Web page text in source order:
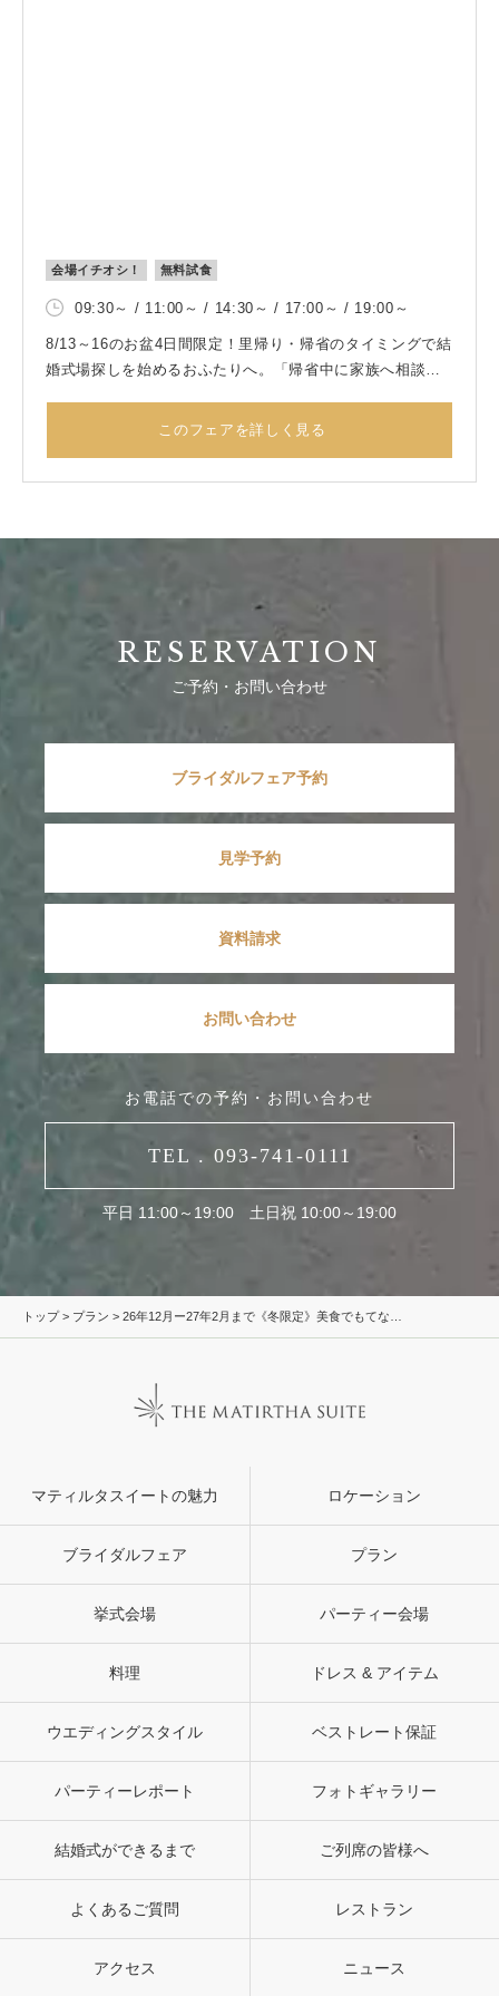
会場イチオシ！ 無料試食
09:30～ / 11:00～ / 14:30～ / 17:00～ / 19:00～
8/13～16のお盆4日間限定！里帰り・帰省のタイミングで結
婚式場探しを始めるおふたりへ。「帰省中に家族へ相談し
りを応援するBIGフェアを開催！
す。
お盆休みだからこそ、ふたりで、家族で、これからの結婚
式を考える特別な時間に。
遠方にお住まいの方も、地元婚をご検討の方も大歓迎！
4日間限定の特別フェアのため、ご予約はお早めに！
このフェアを詳しく見る
RESERVATION
ご予約・お問い合わせ
ブライダルフェア予約
見学予約
資料請求
お問い合わせ
お電話での予約・お問い合わせ
TEL . 093-741-0111
平日 11:00～19:00 土日祝 10:00～19:00
トップ> プラン > 26年12月ー27年2月まで《冬限定》美食でもてな…
マティルタスイートの魅力 ロケーション
ブライダルフェア プラン
挙式会場 パーティー会場
料理 ドレス & アイテム
ウエディングスタイル ベストレート保証
パーティーレポート フォトギャラリー
結婚式ができるまで ご列席の皆様へ
よくあるご質問 レストラン
アクセス ニュース